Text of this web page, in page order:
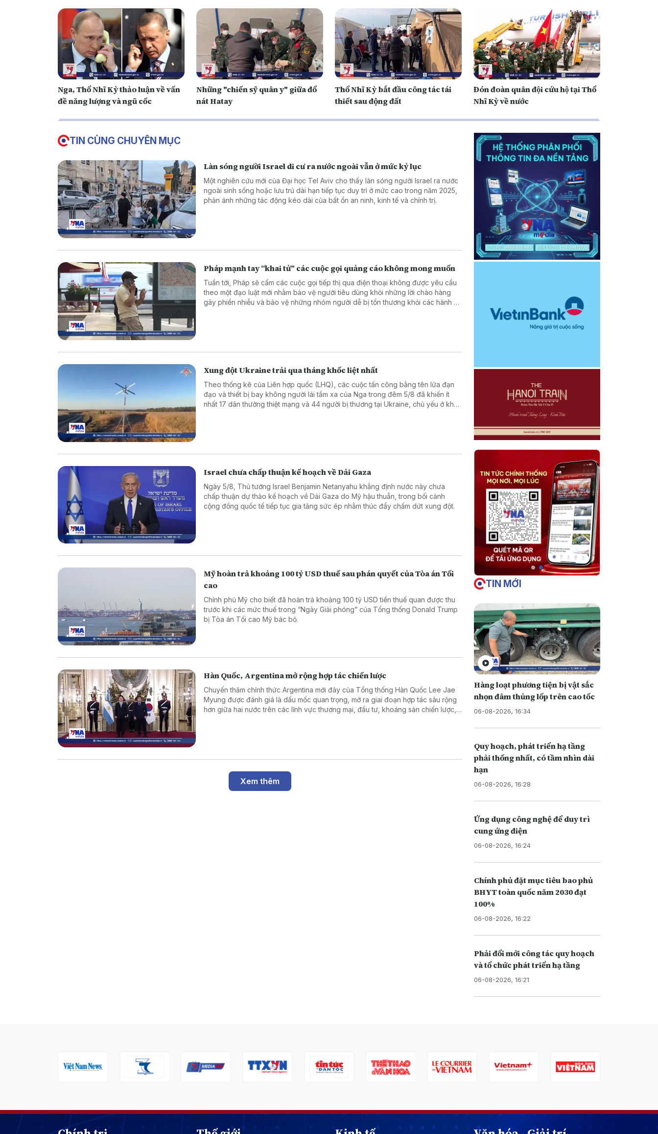
Nga, Thổ Nhĩ Kỳ thảo luận về vấn
đề năng lượng và ngũ cốc
Những "chiến sỹ quân y" giữa đổ
nát Hatay
Thổ Nhĩ Kỳ bắt đầu công tác tái
thiết sau động đất
Đón đoàn quân đội cứu hộ tại Thổ
Nhĩ Kỳ về nước
TIN CÙNG CHUYÊN MỤC
Làn sóng người Israel di cư ra nước ngoài vẫn ở mức kỷ lục
Một nghiên cứu mới của Đại học Tel Aviv cho thấy làn sóng người Israel ra nước
ngoài sinh sống hoặc lưu trú dài hạn tiếp tục duy trì ở mức cao trong năm 2025,
phản ánh những tác động kéo dài của bất ổn an ninh, kinh tế và chính trị.
Pháp mạnh tay “khai tử” các cuộc gọi quảng cáo không mong muốn
Tuần tới, Pháp sẽ cấm các cuộc gọi tiếp thị qua điện thoại không được yêu cầu
theo một đạo luật mới nhằm bảo vệ người tiêu dùng khỏi những lời chào hàng
gây phiền nhiễu và bảo vệ những nhóm người dễ bị tổn thương khỏi các hành vi
Xung đột Ukraine trải qua tháng khốc liệt nhất
Theo thống kê của Liên hợp quốc (LHQ), các cuộc tấn công bằng tên lửa đạn
đạo và thiết bị bay không người lái tầm xa của Nga trong đêm 5/8 đã khiến ít
nhất 17 dân thường thiệt mạng và 44 người bị thương tại Ukraine, chủ yếu ở khu
Israel chưa chấp thuận kế hoạch về Dải Gaza
Ngày 5/8, Thủ tướng Israel Benjamin Netanyahu khẳng định nước này chưa
chấp thuận dự thảo kế hoạch về Dải Gaza do Mỹ hậu thuẫn, trong bối cảnh
cộng đồng quốc tế tiếp tục gia tăng sức ép nhằm thúc đẩy chấm dứt xung đột.
Mỹ hoàn trả khoảng 100 tỷ USD thuế sau phán quyết của Tòa án Tối
cao
Chính phủ Mỹ cho biết đã hoàn trả khoảng 100 tỷ USD tiền thuế quan được thu
trước khi các mức thuế trong “Ngày Giải phóng” của Tổng thống Donald Trump
bị Tòa án Tối cao Mỹ bác bỏ.
Hàn Quốc, Argentina mở rộng hợp tác chiến lược
Chuyến thăm chính thức Argentina mới đây của Tổng thống Hàn Quốc Lee Jae
Myung được đánh giá là dấu mốc quan trọng, mở ra giai đoạn hợp tác sâu rộng
hơn giữa hai nước trên các lĩnh vực thương mại, đầu tư, khoáng sản chiến lược,
Xem thêm
TIN MỚI
Hàng loạt phương tiện bị vật sắc
nhọn đâm thủng lốp trên cao tốc
06-08-2026, 16:34
Q uy hoạch, phát triển hạ tầng
phải thống nhất, có tầm nhìn dài
hạn
06-08-2026, 16:28
Ứng dụng công nghệ để duy trì
cung ứng điện
06-08-2026, 16:24
Chính phủ đặt mục tiêu bao phủ
BHYT toàn quốc năm 2030 đạt
100%
06-08-2026, 16:22
Phải đổi mới công tác quy hoạch
và tổ chức phát triển hạ tầng
06-08-2026, 16:21